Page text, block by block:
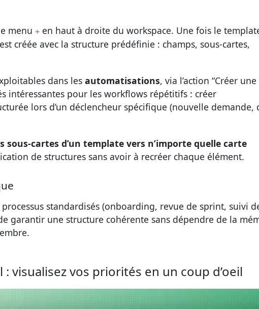
menu +en haut à droite du workspace. Une fois le
créée avec la structure prédéfinie : champs, sous-cartes,
dans les automatisations, via l’action “Créer une
intéressantes pour les workflows répétitifs : créer
lors d’un déclencheur spécifique (nouvelle demande,
sous-cartes d’un template vers n’importe quelle carte
de structures sans avoir à recréer chaque élément.
standardisés (onboarding, revue de sprint, suivi
garantir une structure cohérente sans dépendre de la
visualisez vos priorités en un coup d’oeil